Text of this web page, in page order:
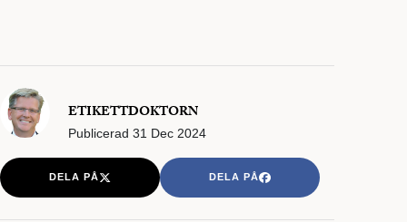
ETIKETTDOKTORN
Publicerad 31 Dec 2024
DELA PÅ DELA PÅ